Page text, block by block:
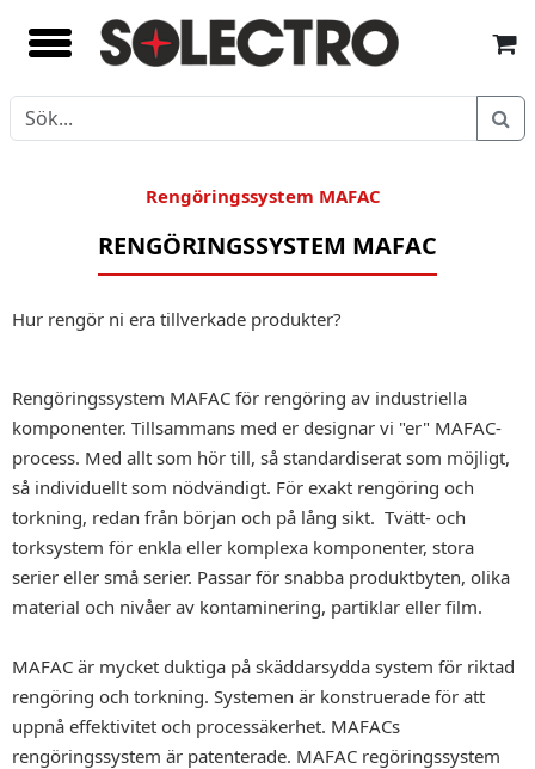
Rengöringssystem MAFAC
RENGÖRINGSSYSTEM MAFAC
Hur rengör ni era tillverkade produkter?
Rengöringssystem MAFAC för rengöring av industriella
komponenter. Tillsammans med er designar vi "er" MAFAC-
process. Med allt som hör till, så standardiserat som möjligt,
så individuellt som nödvändigt. För exakt rengöring och
torkning, redan från början och på lång sikt. Tvätt- och
torksystem för enkla eller komplexa komponenter, stora
serier eller små serier. Passar för snabba produktbyten, olika
material och nivåer av kontaminering, partiklar eller film.
MAFAC är mycket duktiga på skäddarsydda system för riktad
rengöring och torkning. Systemen är konstruerade för att
uppnå effektivitet och processäkerhet. MAFACs
rengöringssystem är patenterade. MAFAC regöringssystem